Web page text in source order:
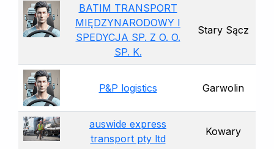
BATIM TRANSPORT
MIĘDZYNARODOWY I
SPEDYCJA SP. Z O. O.
SP. K.
Stary Sącz
P&P logistics Garwolin
auswide express
transport pty ltd
Kowary